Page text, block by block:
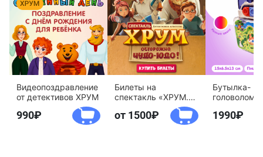
Видеопоздравление
от детективов ХРУМ
990
Билеты на
спектакль «ХРУМ.
Осторожно, Чудо-
Юдо!»
от 1500
Бутылка-
агентство
1990